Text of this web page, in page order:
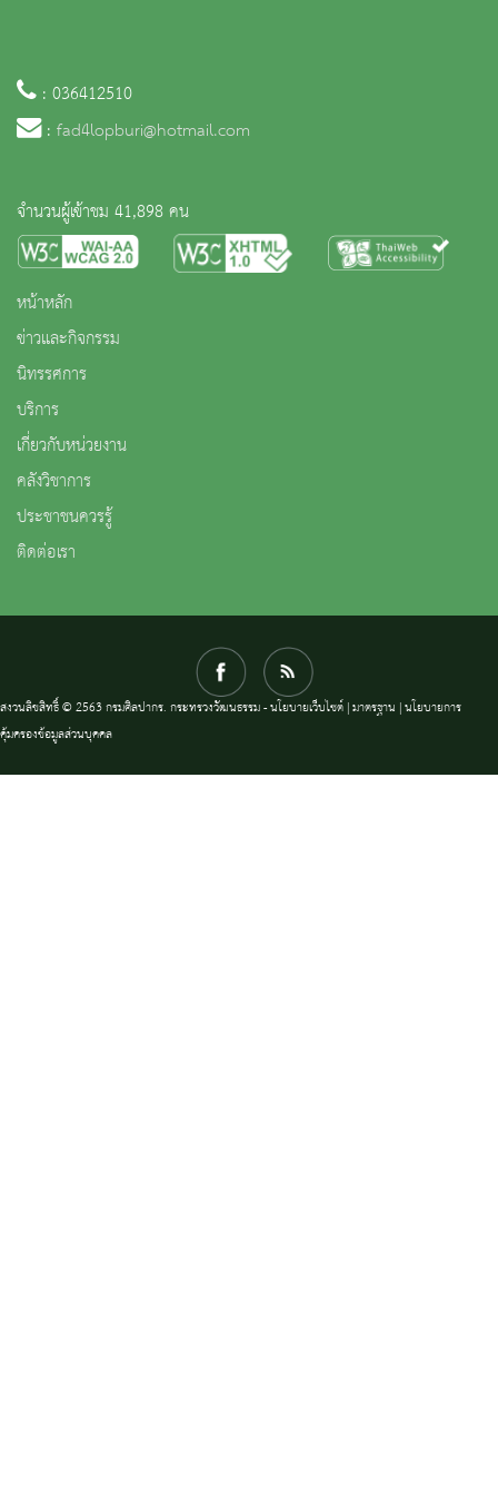
: 036412510
: fad4lopburi@hotmail.com
จำนวนผู้เข้าชม 41,898 คน
หน้าหลัก
ข่าวและกิจกรรม
นิทรรศการ
บริการ
เกี่ยวกับหน่วยงาน
คลังวิชาการ
ประชาชนควรรู้
ติดต่อเรา
สงวนลิขสิทธิ์ © 2563 กรมศิลปากร. กระทรวงวัฒนธรรม -นโยบายเว็บไซต์|มาตรฐาน |นโยบายการ
คุ้มครองข้อมูลส่วนบุคคล